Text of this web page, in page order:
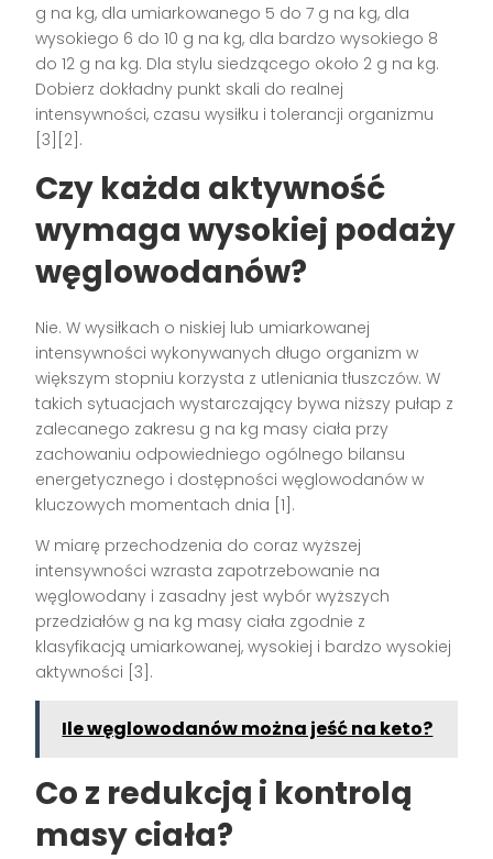
g na kg, dla umiarkowanego 5 do 7 g na kg, dla
wysokiego 6 do 10 g na kg, dla bardzo wysokiego 8
do 12 g na kg. Dla stylu siedzącego około 2 g na kg.
Dobierz dokładny punkt skali do realnej
intensywności, czasu wysiłku i tolerancji organizmu
[3][2].
Czy każda aktywność
wymaga wysokiej podaży
węglowodanów?
Nie. W wysiłkach o niskiej lub umiarkowanej
intensywności wykonywanych długo organizm w
większym stopniu korzysta z utleniania tłuszczów. W
takich sytuacjach wystarczający bywa niższy pułap z
zalecanego zakresu g na kg masy ciała przy
zachowaniu odpowiedniego ogólnego bilansu
energetycznego i dostępności węglowodanów w
kluczowych momentach dnia [1].
W miarę przechodzenia do coraz wyższej
intensywności wzrasta zapotrzebowanie na
węglowodany i zasadny jest wybór wyższych
przedziałów g na kg masy ciała zgodnie z
klasyfikacją umiarkowanej, wysokiej i bardzo wysokiej
aktywności [3].
Ile węglowodanów można jeść na keto?
Co z redukcją i kontrolą
masy ciała?